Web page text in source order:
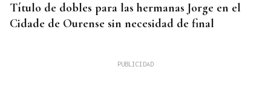
Título de dobles para las hermanas Jorge en el
Cidade de Ourense sin necesidad de final